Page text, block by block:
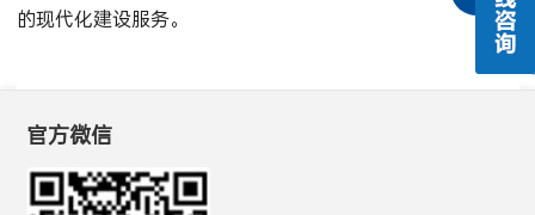
的现代化建设服务。
官方微信